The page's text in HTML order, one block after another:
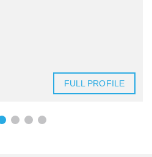
FULL PROFILE